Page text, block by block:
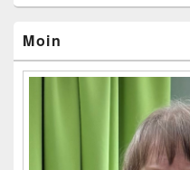
Seitenleisten-
Widgetbereich
Moin